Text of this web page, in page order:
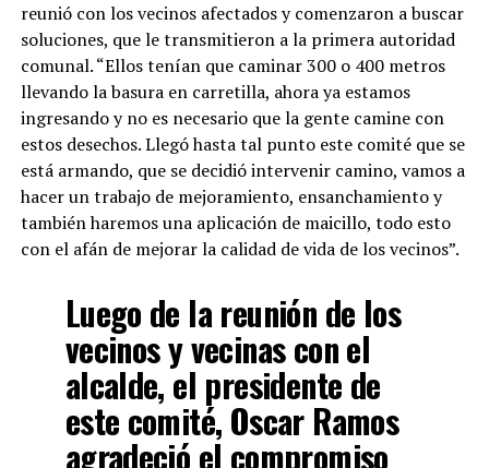
reunió con los vecinos afectados y comenzaron a buscar
soluciones, que le transmitieron a la primera autoridad
comunal. “Ellos tenían que caminar 300 o 400 metros
llevando la basura en carretilla, ahora ya estamos
ingresando y no es necesario que la gente camine con
estos desechos. Llegó hasta tal punto este comité que se
está armando, que se decidió intervenir camino, vamos a
hacer un trabajo de mejoramiento, ensanchamiento y
también haremos una aplicación de maicillo, todo esto
con el afán de mejorar la calidad de vida de los vecinos”.
Luego de la reunión de los
vecinos y vecinas con el
alcalde, el presidente de
este comité, Oscar Ramos
agradeció el compromiso